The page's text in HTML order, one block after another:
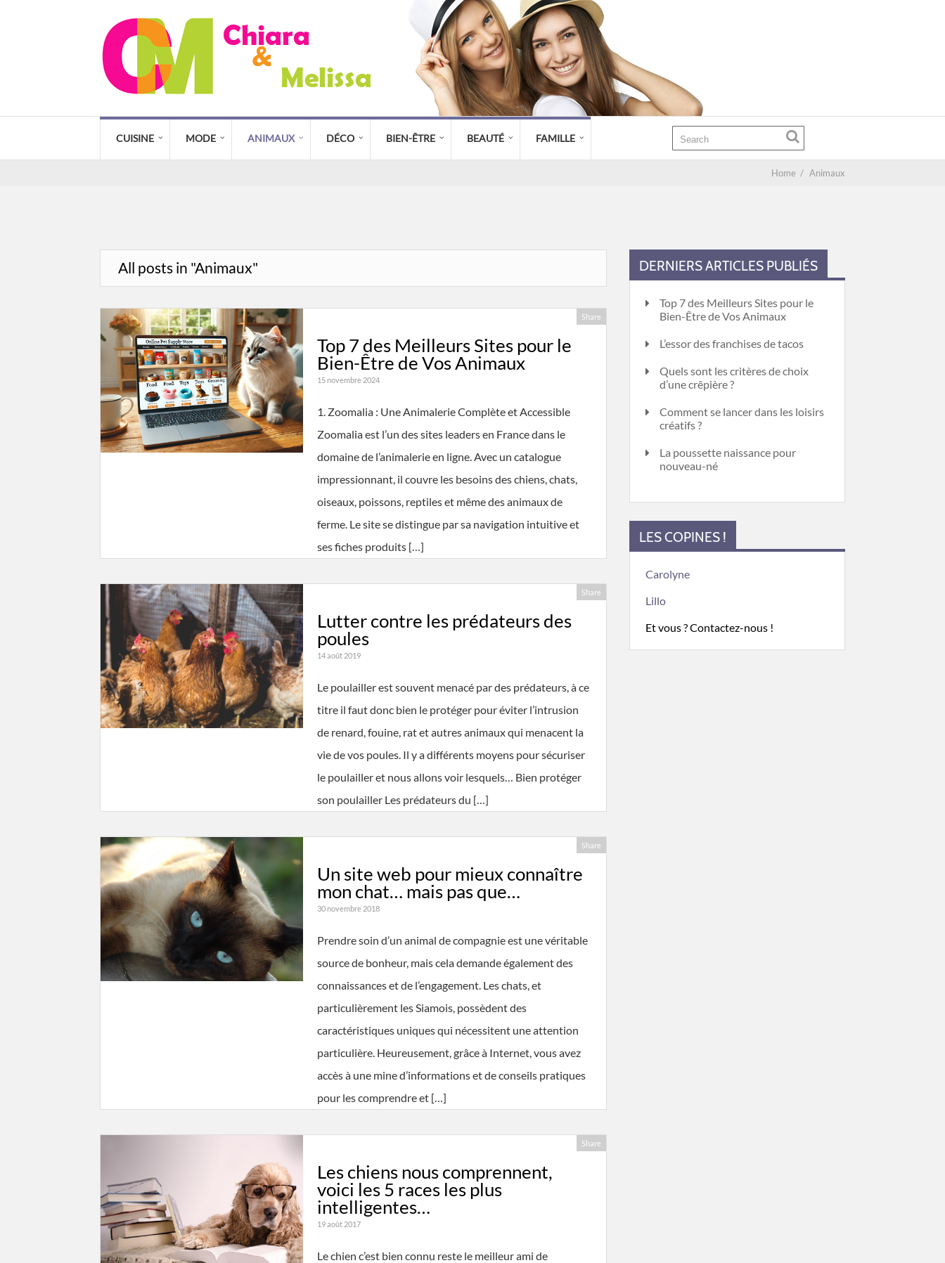
CUISINE MODE ANIMAUX DÉCO BIEN-ÊTRE BEAUTÉ FAMILLE
Home / Animaux
All posts in "Animaux"
Share
Top 7 des Meilleurs Sites pour le
Bien-Être de Vos Animaux
15 novembre 2024
1. Zoomalia : Une Animalerie Complète et Accessible
Zoomalia est l’un des sites leaders en France dans le
domaine de l’animalerie en ligne. Avec un catalogue
impressionnant, il couvre les besoins des chiens, chats,
oiseaux, poissons, reptiles et même des animaux de
ferme. Le site se distingue par sa navigation intuitive et
ses fiches produits […]
Share
Lutter contre les prédateurs des
poules
14 août 2019
Le poulailler est souvent menacé par des prédateurs, à ce
titre il faut donc bien le protéger pour éviter l’intrusion
de renard, fouine, rat et autres animaux qui menacent la
vie de vos poules. Il y a différents moyens pour sécuriser
le poulailler et nous allons voir lesquels… Bien protéger
son poulailler Les prédateurs du […]
Share
Un site web pour mieux connaître
mon chat… mais pas que…
30 novembre 2018
Prendre soin d’un animal de compagnie est une véritable
source de bonheur, mais cela demande également des
connaissances et de l’engagement. Les chats, et
particulièrement les Siamois, possèdent des
caractéristiques uniques qui nécessitent une attention
particulière. Heureusement, grâce à Internet, vous avez
accès à une mine d’informations et de conseils pratiques
pour les comprendre et […]
Share
Les chiens nous comprennent,
voici les 5 races les plus
intelligentes…
19 août 2017
Le chien c’est bien connu reste le meilleur ami de
DERNIERS ARTICLES PUBLIÉS
Top 7 des Meilleurs Sites pour le
Bien-Être de Vos Animaux
L’essor des franchises de tacos
Quels sont les critères de choix
d’une crêpière ?
Comment se lancer dans les loisirs
créatifs ?
La poussette naissance pour
nouveau-né
LES COPINES !
Carolyne
Lillo
Et vous ? Contactez-nous !